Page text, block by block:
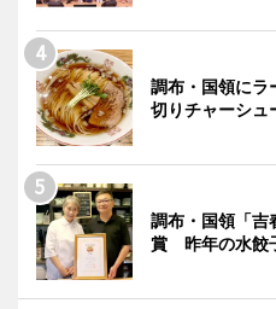
調布・国領に
切りチャーシュ
調布・国領「吉
賞 昨年の水餃